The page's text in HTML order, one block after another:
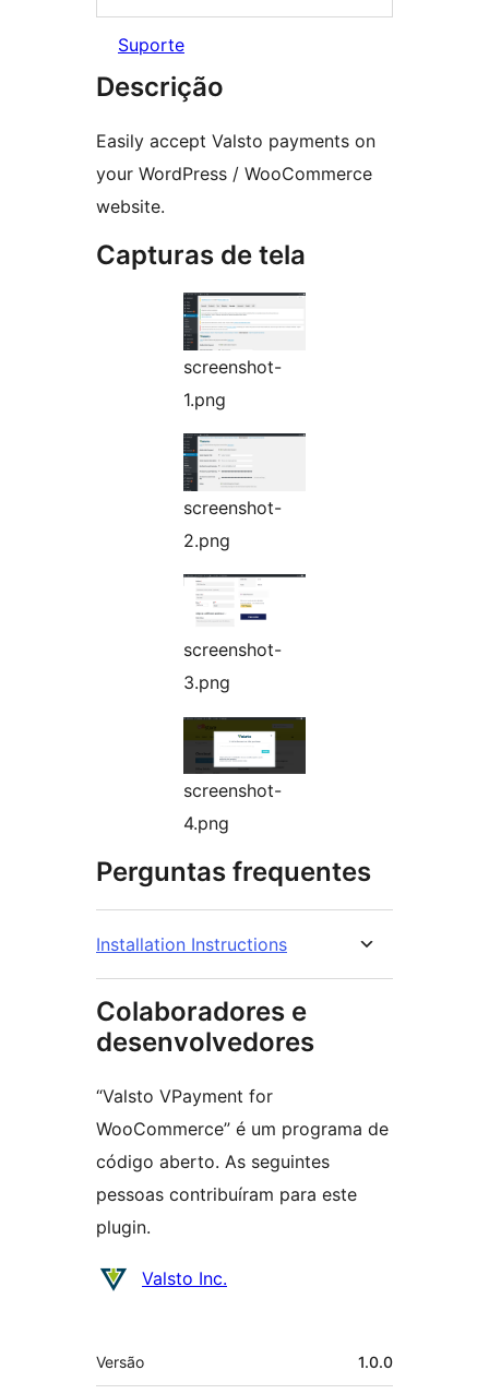
Suporte
Descrição
Easily accept Valsto payments on
your WordPress / WooCommerce
website.
Capturas de tela
screenshot-
1.png
screenshot-
2.png
screenshot-
3.png
screenshot-
4.png
Perguntas frequentes
Installation Instructions
Colaboradores e
desenvolvedores
“Valsto VPayment for
WooCommerce” é um programa de
código aberto. As seguintes
pessoas contribuíram para este
plugin.
Colaboradores
Valsto Inc.
Meta
Versão 1.0.0